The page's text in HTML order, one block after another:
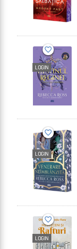
favorite_border
LOGIN
favorite_border
LOGIN
favorite_border
LOGIN